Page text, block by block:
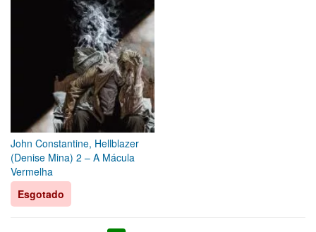
John Constantine, Hellblazer
(Denise Mina) 2 – A Mácula
Vermelha
Esgotado